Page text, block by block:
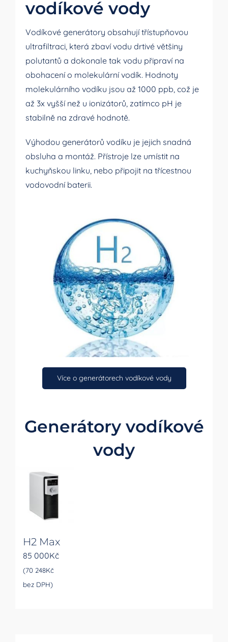
vodíkové vody
Vodíkové generátory obsahují třístupňovou
ultrafiltraci, která zbaví vodu drtivé většiny
polutantů a dokonale tak vodu připraví na
obohacení o molekulární vodík. Hodnoty
molekulárního vodíku jsou až 1000 ppb, což je
až 3x vyšší než u ionizátorů, zatímco pH je
stabilně na zdravé hodnotě.
Výhodou generátorů vodíku je jejich snadná
obsluha a montáž. Přístroje lze umístit na
kuchyňskou linku, nebo připojit na třícestnou
vodovodní baterii.
Více o generátorech vodíkové vody
Generátory vodíkové
vody
H2 Max
85 000Kč
(70 248Kč
bez DPH)